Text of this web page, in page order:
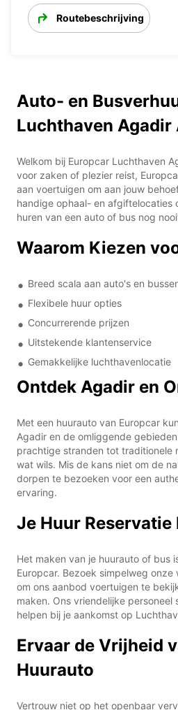
Routebeschrijving
Auto- en
Luchthaven Agadir
Welkom bij Europcar Luchthaven
voor zaken of plezier reist,
aan voertuigen om aan jouw
handige ophaal- en afgiftelocaties
huren van een auto of bus nog
Waarom Kiezen
Breed scala aan auto's en
Flexibele huur opties
Concurrerende prijzen
Uitstekende klantenservice
Gemakkelijke luchthavenlocatie
Ontdek Agadir en
Met een huurauto van Europcar
Agadir en de omliggende
prachtige stranden tot traditionele
wat wils. Mis de kans niet om de
dorpen te bezoeken voor een
ervaring.
Je Huur Reservatie
Het maken van je huurauto of bus
Europcar. Bezoek simpelweg
om ons aanbod voertuigen te
maken. Ons vriendelijke personeel
helpen bij je aankomst op
Ervaar de Vrijheid
Huurauto
Vertrouw niet op het openbaar